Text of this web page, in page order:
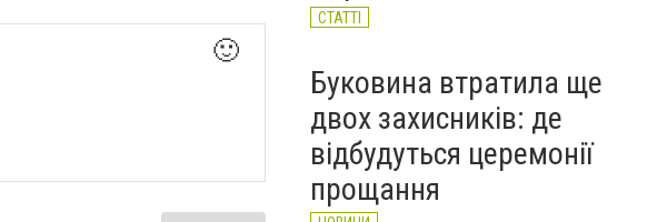
🙂
СТАТТІ
Буковина втратила ще
двох захисників: де
відбудуться церемонії
прощання